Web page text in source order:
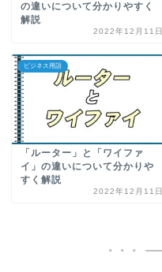
の違いについて分かりやすく
解説
2022年12月11日
ビジネス用語
「ルーター」と「ワイファ
イ」の違いについて分かりや
すく解説
2022年12月11日